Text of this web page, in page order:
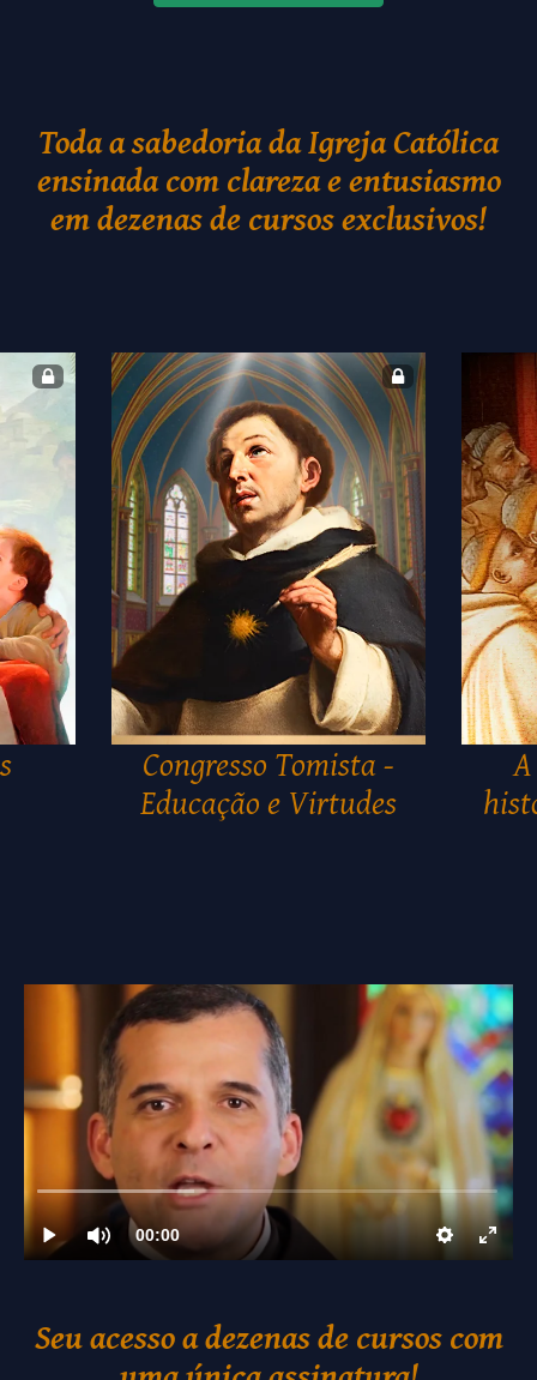
Toda a sabedoria da Igreja Católica
ensinada com clareza e entusiasmo
em dezenas de cursos exclusivos!
Congresso Tomista -
Educação e Virtudes
Seu acesso a dezenas de cursos com